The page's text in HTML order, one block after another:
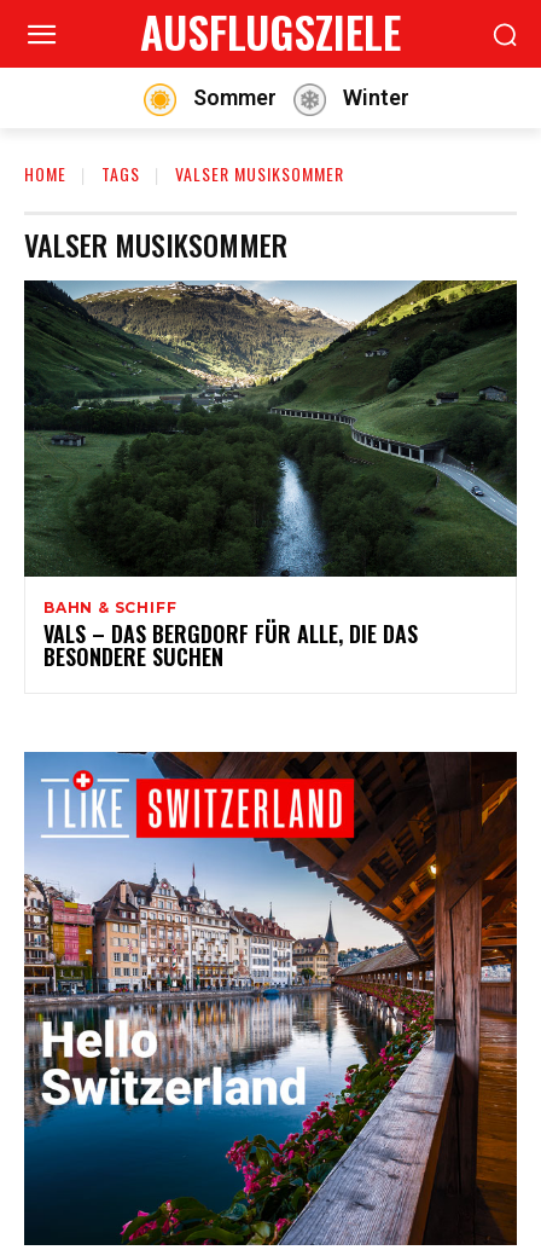
AUSFLUGSZIELE
Sommer Winter
HOME TAGS VALSER MUSIKSOMMER
VALSER MUSIKSOMMER
BAHN & SCHIFF
VALS – DAS BERGDORF FÜR ALLE, DIE DAS
BESONDERE SUCHEN